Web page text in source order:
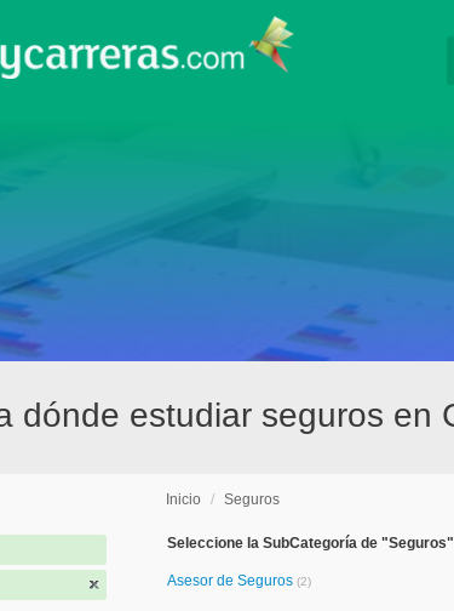
dónde estudiar seguros en
Inicio / Seguros
Seleccione la SubCategoría de "Seguros"
Asesor de Seguros (2)